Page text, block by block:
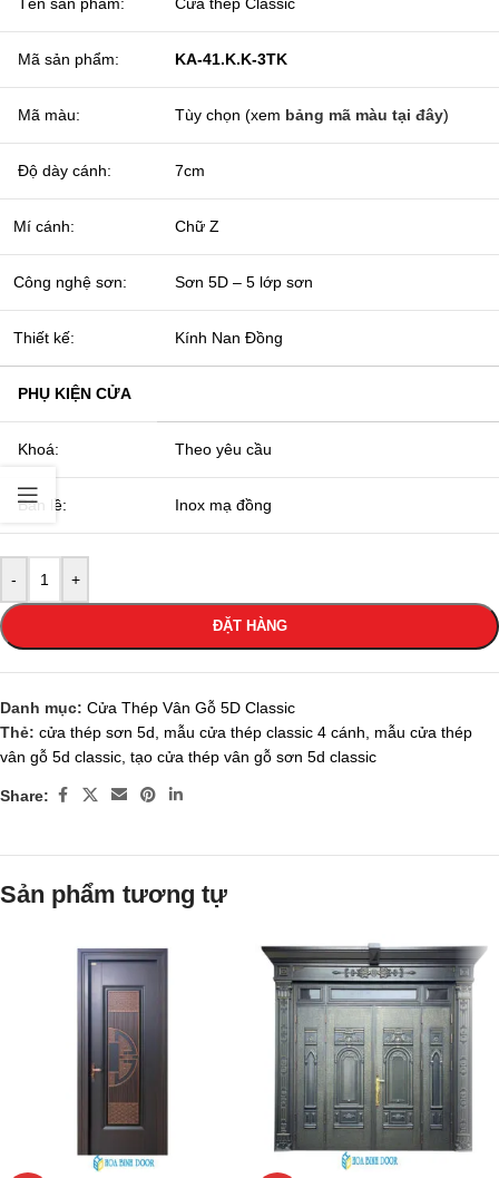
Mã sản phẩm: KA-41.K.K-3TK
Mã màu: Tùy chọn (xem bảng mã màu tại đây)
Độ dày cánh: 7cm
Mí cánh: Chữ Z
Công nghệ sơn: Sơn 5D – 5 lớp sơn
Thiết kế: Kính Nan Đồng
PHỤ KIỆN CỬA
Khoá: Theo yêu cầu
Bản lề: Inox mạ đồng
- +
ĐẶT HÀNG
Danh mục: Cửa Thép Vân Gỗ 5D Classic
Thẻ: cửa thép sơn 5d mẫu cửa thép classic 4 cánh
mẫu cửa thép
vân gỗ 5d classic tạo cửa thép vân gỗ sơn 5d classic
Share:
Sản phẩm tương tự